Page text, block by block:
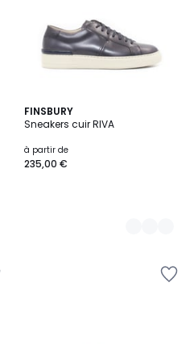
FINSBURY
Sneakers cuir RIVA
à partir de
235,00 €
2
Couleurs